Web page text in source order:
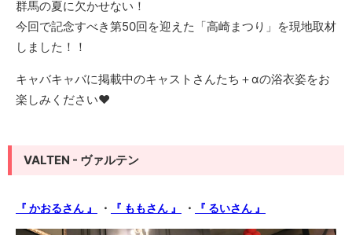
群馬の夏に欠かせない！
今回で記念すべき第50回を迎えた「高崎まつり」を現地取材
しました！！
キャバキャバに掲載中のキャストさんたち＋αの浴衣姿をお
楽しみください♥
VALTEN - ヴァルテン
『 かおるさん 』 ・ 『 ももさん 』 ・ 『 るいさん 』